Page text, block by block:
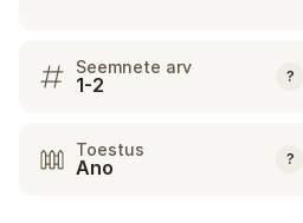
Seemnete arv
1-2 ?
Toestus
Ano ?